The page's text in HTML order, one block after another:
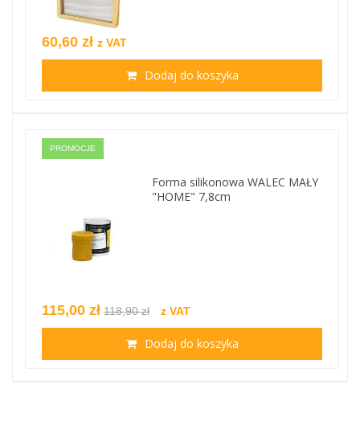
60,60 zł z VAT
Dodaj do koszyka
PROMOCJE
Forma silikonowa WALEC MAŁY
"HOME" 7,8cm
115,00 zł 118,90 zł z VAT
Dodaj do koszyka